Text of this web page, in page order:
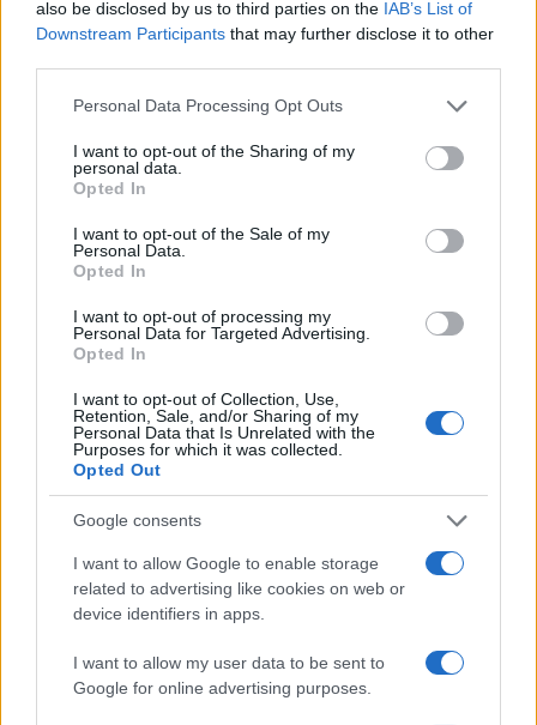
also be disclosed by us to third parties on the IAB’s List of
Downstream Participants that may further disclose it to other
Please note that this website/app uses one or more Google
not limited to your visit or usage behaviour. You may click to
grant or deny consent to Google and its third-party tags to
use your data for below specified purposes in below Google
consent section.
Personal Data Processing Opt Outs
I want to opt-out of the Sharing of my
personal data.
Opted In
I want to opt-out of the Sale of my
Personal Data.
Opted In
I want to opt-out of processing my
Personal Data for Targeted Advertising.
Opted In
I want to opt-out of Collection, Use,
Retention, Sale, and/or Sharing of my
Personal Data that Is Unrelated with the
Purposes for which it was collected.
Opted Out
Google consents
I want to allow Google to enable storage
related to advertising like cookies on web or
device identifiers in apps.
I want to allow my user data to be sent to
Google for online advertising purposes.
Continua a leggere
NEWS
CSI Bergamo: Tra Corsi, Eventi e Protezione dei Dati
Personali
Francesca Lombardi · 29 Lug 2026